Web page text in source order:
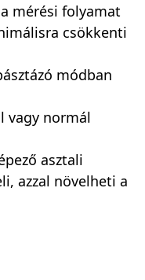
mérési folyamat
csökkenti
módban
vagy normál
asztali
azzal növelheti a